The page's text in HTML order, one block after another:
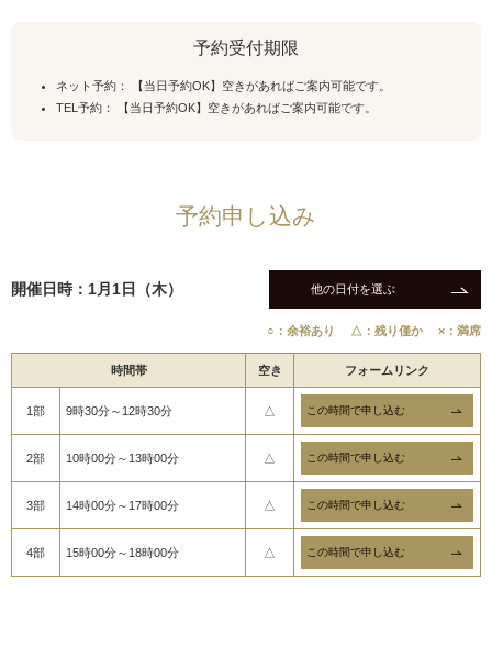
予約受付期限
ネット予約： 【当日予約OK】空きがあればご案内可能です。
TEL予約： 【当日予約OK】空きがあればご案内可能です。
予約申し込み
開催日時：1月1日（木） 他の日付を選ぶ
○：余裕あり △：残り僅か ×：満席
時間帯 空き フォームリンク
1部 9時30分～12時30分 △
2部 10時00分～13時00分 △
3部 14時00分～17時00分 △
4部 15時00分～18時00分 △